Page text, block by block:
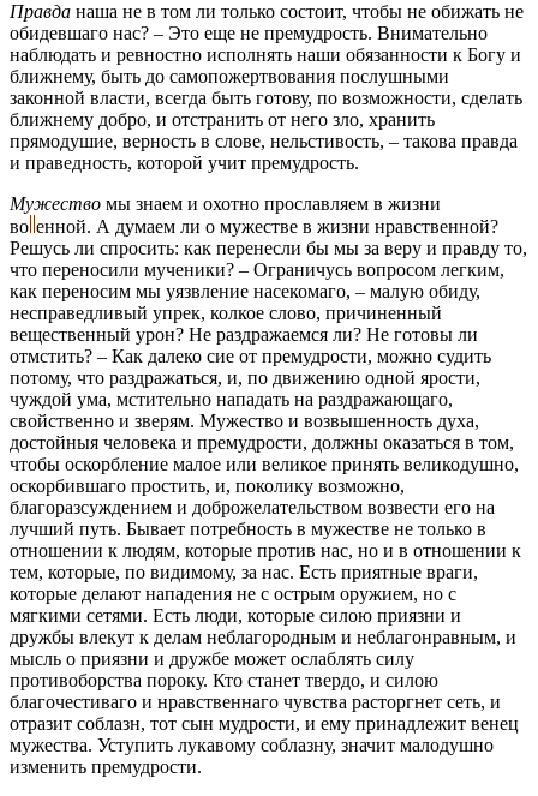
Правда наша не в том ли только состоит, чтобы не обижать не
обидевшаго нас? – Это еще не премудрость. Внимательно
наблюдать и ревностно исполнять наши обязанности к Богу и
ближнему, быть до самопожертвования послушными
законной власти, всегда быть готову, по возможности, сделать
ближнему добро, и отстранить от него зло, хранить
прямодушие, верность в слове, нельстивость, – такова правда
и праведность, которой учит премудрость.
Мужество мы знаем и охотно прославляем в жизни
во енной. А думаем ли о мужестве в жизни нравственной?
Решусь ли спросить: как перенесли бы мы за веру и правду то,
что переносили мученики? – Ограничусь вопросом легким,
как переносим мы уязвление насекомаго, – малую обиду,
несправедливый упрек, колкое слово, причиненный
вещественный урон? Не раздражаемся ли? Не готовы ли
отмстить? – Как далеко сие от премудрости, можно судить
потому, что раздражаться, и, по движению одной ярости,
чуждой ума, мстительно нападать на раздражающаго,
свойственно и зверям. Мужество и возвышенность духа,
достойныя человека и премудрости, должны оказаться в том,
чтобы оскорбление малое или великое принять великодушно,
оскорбившаго простить, и, поколику возможно,
благоразсуждением и доброжелательством возвести его на
лучший путь. Бывает потребность в мужестве не только в
отношении к людям, которые против нас, но и в отношении к
тем, которые, по видимому, за нас. Есть приятные враги,
которые делают нападения не с острым оружием, но с
мягкими сетями. Есть люди, которые силою приязни и
дружбы влекут к делам неблагородным и неблагонравным, и
мысль о приязни и дружбе может ослаблять силу
противоборства пороку. Кто станет твердо, и силою
благочестиваго и нравственнаго чувства расторгнет сеть, и
отразит соблазн, тот сын мудрости, и ему принадлежит венец
мужества. Уступить лукавому соблазну, значит малодушно
изменить премудрости.